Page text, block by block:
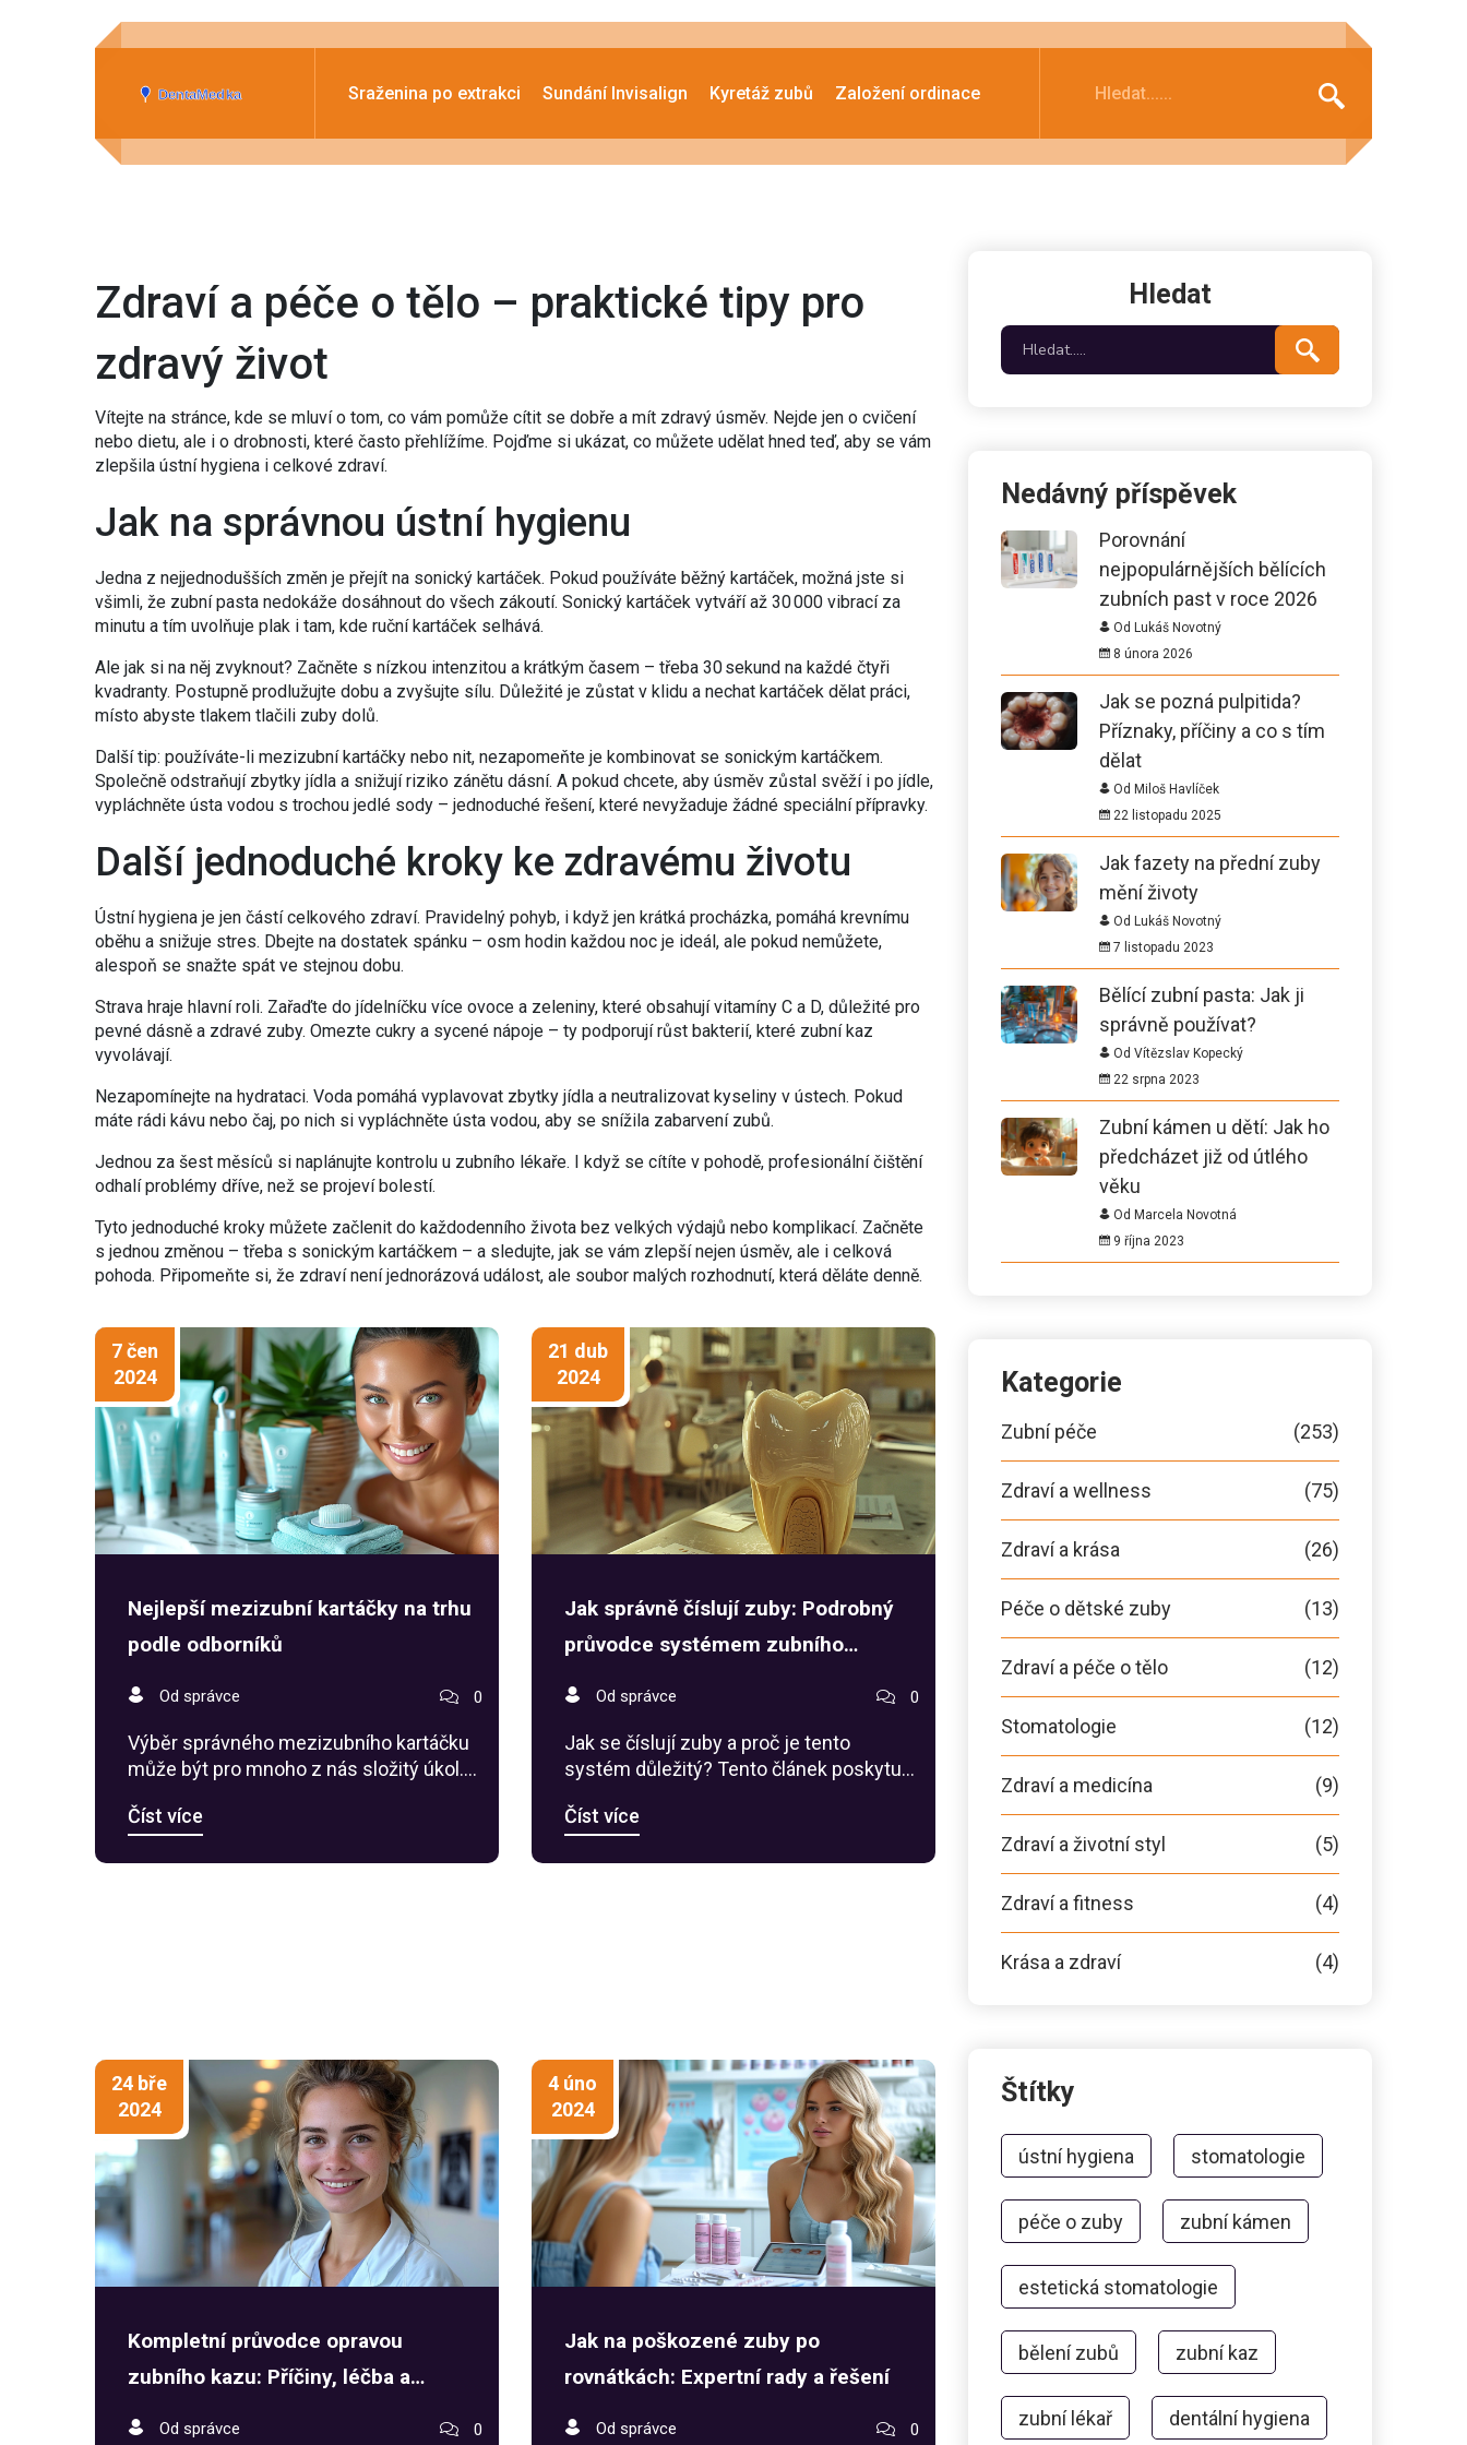
Sraženina po extrakci Sundání Invisalign Kyretáž zubů Založení ordinace
Zdraví a péče o tělo – praktické tipy pro
zdravý život
Vítejte na stránce, kde se mluví o tom, co vám pomůže cítit se dobře a mít zdravý úsměv. Nejde jen o cvičení
nebo dietu, ale i o drobnosti, které často přehlížíme. Pojďme si ukázat, co můžete udělat hned teď, aby se vám
zlepšila ústní hygiena i celkové zdraví.
Jak na správnou ústní hygienu
Jedna z nejjednodušších změn je přejít na sonický kartáček. Pokud používáte běžný kartáček, možná jste si
všimli, že zubní pasta nedokáže dosáhnout do všech zákoutí. Sonický kartáček vytváří až 30 000 vibrací za
minutu a tím uvolňuje plak i tam, kde ruční kartáček selhává.
Ale jak si na něj zvyknout? Začněte s nízkou intenzitou a krátkým časem – třeba 30 sekund na každé čtyři
kvadranty. Postupně prodlužujte dobu a zvyšujte sílu. Důležité je zůstat v klidu a nechat kartáček dělat práci,
místo abyste tlakem tlačili zuby dolů.
Další tip: používáte-li mezizubní kartáčky nebo nit, nezapomeňte je kombinovat se sonickým kartáčkem.
Společně odstraňují zbytky jídla a snižují riziko zánětu dásní. A pokud chcete, aby úsměv zůstal svěží i po jídle,
vypláchněte ústa vodou s trochou jedlé sody – jednoduché řešení, které nevyžaduje žádné speciální přípravky.
Další jednoduché kroky ke zdravému životu
Ústní hygiena je jen částí celkového zdraví. Pravidelný pohyb, i když jen krátká procházka, pomáhá krevnímu
oběhu a snižuje stres. Dbejte na dostatek spánku – osm hodin každou noc je ideál, ale pokud nemůžete,
alespoň se snažte spát ve stejnou dobu.
Strava hraje hlavní roli. Zařaďte do jídelníčku více ovoce a zeleniny, které obsahují vitamíny C a D, důležité pro
pevné dásně a zdravé zuby. Omezte cukry a sycené nápoje – ty podporují růst bakterií, které zubní kaz
vyvolávají.
Nezapomínejte na hydrataci. Voda pomáhá vyplavovat zbytky jídla a neutralizovat kyseliny v ústech. Pokud
máte rádi kávu nebo čaj, po nich si vypláchněte ústa vodou, aby se snížila zabarvení zubů.
Jednou za šest měsíců si naplánujte kontrolu u zubního lékaře. I když se cítíte v pohodě, profesionální čištění
odhalí problémy dříve, než se projeví bolestí.
Tyto jednoduché kroky můžete začlenit do každodenního života bez velkých výdajů nebo komplikací. Začněte
s jednou změnou – třeba s sonickým kartáčkem – a sledujte, jak se vám zlepší nejen úsměv, ale i celková
pohoda. Připomeňte si, že zdraví není jednorázová událost, ale soubor malých rozhodnutí, která děláte denně.
7 čen
2024
Nejlepší mezizubní kartáčky na trhu
podle odborníků
Od správce 0
Výběr správného mezizubního kartáčku
může být pro mnoho z nás složitý úkol.
nejlepších mezizubních kartáčků na trhu,
Číst více
21 dub
2024
Jak správně číslují zuby: Podrobný
průvodce systémem zubního
značení
Od správce 0
Jak se číslují zuby a proč je tento
systém důležitý? Tento článek poskytuje
značení, který používají zubní lékaři po
Číst více
24 bře
2024
Kompletní průvodce opravou
zubního kazu: Příčiny, léčba a
prevence
Od správce 0
4 úno
2024
Jak na poškozené zuby po
rovnátkách: Expertní rady a řešení
Od správce 0
Hledat
Nedávný příspěvek
Porovnání
nejpopulárnějších bělících
zubních past v roce 2026
Od Lukáš Novotný
8 února 2026
Jak se pozná pulpitida?
Příznaky, příčiny a co s tím
dělat
Od Miloš Havlíček
22 listopadu 2025
Jak fazety na přední zuby
mění životy
Od Lukáš Novotný
7 listopadu 2023
Bělící zubní pasta: Jak ji
správně používat?
Od Vítězslav Kopecký
22 srpna 2023
Zubní kámen u dětí: Jak ho
předcházet již od útlého
věku
Od Marcela Novotná
9 října 2023
Kategorie
Zubní péče (253)
Zdraví a wellness (75)
Zdraví a krása (26)
Péče o dětské zuby (13)
Zdraví a péče o tělo (12)
Stomatologie (12)
Zdraví a medicína (9)
Zdraví a životní styl (5)
Zdraví a fitness (4)
Krása a zdraví (4)
Štítky
ústní hygiena stomatologie
péče o zuby zubní kámen
estetická stomatologie
bělení zubů zubní kaz
zubní lékař dentální hygiena